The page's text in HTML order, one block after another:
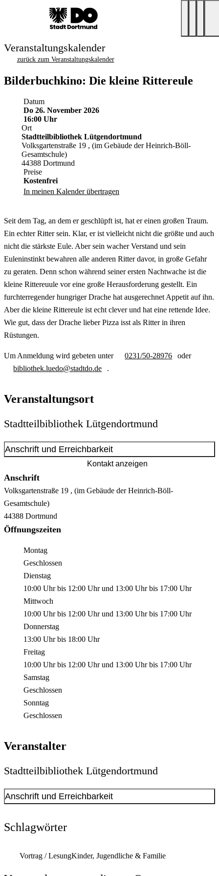
Veranstaltungskalender
zurück zum Veranstaltungskalender
Bilderbuchkino: Die kleine Rittereule
Datum
Do 26. November 2026
16:00 Uhr
Ort
Stadtteilbibliothek Lütgendortmund
Volksgartenstraße 19 , (im Gebäude der Heinrich-Böll-
Gesamtschule)
44388 Dortmund
Preise
Kostenfrei
In meinen Kalender übertragen
Seit dem Tag, an dem er geschlüpft ist, hat er einen großen Traum.
Ein echter Ritter sein. Klar, er ist vielleicht nicht die größte und auch
nicht die stärkste Eule. Aber sein wacher Verstand und sein
Euleninstinkt bewahren alle anderen Ritter davor, in große Gefahr
zu geraten. Denn schon während seiner ersten Nachtwache ist die
kleine Rittereuule vor eine große Herausforderung gestellt. Ein
furchterregender hungriger Drache hat ausgerechnet Appetit auf ihn.
Aber die kleine Rittereule ist echt clever und hat eine rettende Idee.
Wie gut, dass der Drache lieber Pizza isst als Ritter in ihren
Rüstungen.
Um Anmeldung wird gebeten unter 0231/50-28976
oder
bibliothek.luedo@stadtdo.de
.
Veranstaltungsort
Stadtteilbibliothek Lütgendortmund
Anschrift und Erreichbarkeit
Kontakt anzeigen
Anschrift
Volksgartenstraße 19 , (im Gebäude der Heinrich-Böll-
Gesamtschule)
44388 Dortmund
Öffnungszeiten
Montag
Geschlossen
Dienstag
10:00 Uhrbis 12:00 Uhrund 13:00 Uhrbis 17:00 Uhr
Mittwoch
10:00 Uhrbis 12:00 Uhrund 13:00 Uhrbis 17:00 Uhr
Donnerstag
13:00 Uhrbis 18:00 Uhr
Freitag
10:00 Uhrbis 12:00 Uhrund 13:00 Uhrbis 17:00 Uhr
Samstag
Geschlossen
Sonntag
Geschlossen
Veranstalter
Stadtteilbibliothek Lütgendortmund
Anschrift und Erreichbarkeit
Anschrift
Schlagwörter
Vortrag / LesungKinder, Jugendliche & Familie